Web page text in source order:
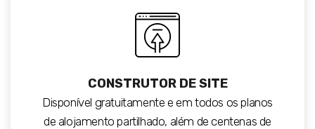
CONSTRUTOR DE SITE
Disponível gratuitamente e em todos os planos
de alojamento partilhado, além de centenas de